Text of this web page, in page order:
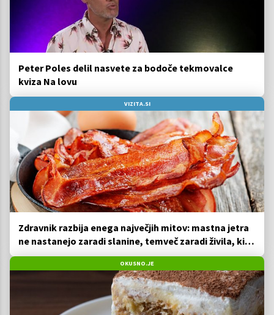
Peter Poles delil nasvete za bodoče tekmovalce
kviza Na lovu
VIZITA.SI
Zdravnik razbija enega največjih mitov: mastna jetra
ne nastanejo zaradi slanine, temveč zaradi živila, ki
ga imamo vsi radi
OKUSNO.JE